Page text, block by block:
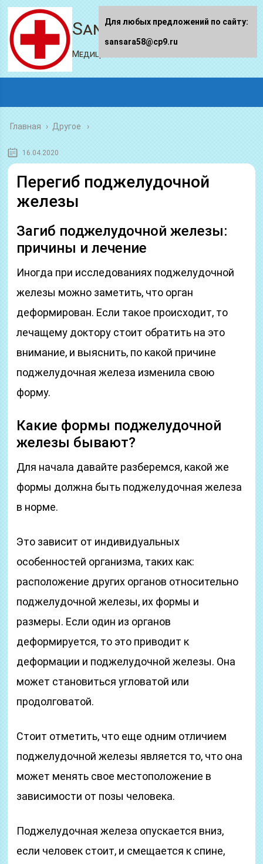
Sansara58.ru
Медицинский портал
Главная › Другое
16.04.2020
Перегиб поджелудочной
железы
Загиб поджелудочной железы:
причины и лечение
Иногда при исследованиях поджелудочной
железы можно заметить, что орган
деформирован. Если такое происходит, то
лечащему доктору стоит обратить на это
внимание, и выяснить, по какой причине
поджелудочная железа изменила свою
форму.
Какие формы поджелудочной
железы бывают?
Для начала давайте разберемся, какой же
формы должна быть поджелудочная железа
в норме.
Это зависит от индивидуальных
особенностей организма, таких как:
расположение других органов относительно
поджелудочной железы, их формы и
размеры. Если один из органов
деформируется, то это приводит к
деформации и поджелудочной железы. Она
может становиться угловатой или
продолговатой.
Стоит отметить, что еще одним отличием
поджелудочной железы является то, что она
может менять свое местоположение в
зависимости от позы человека.
Поджелудочная железа опускается вниз,
если человек стоит, и смещается к спине,
Для любых предложений по сайту:
sansara58@cp9.ru